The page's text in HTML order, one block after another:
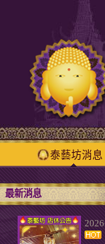
泰藝坊消息
最新消息